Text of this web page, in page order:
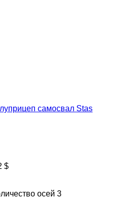
самосвал Stas
$
осей 3